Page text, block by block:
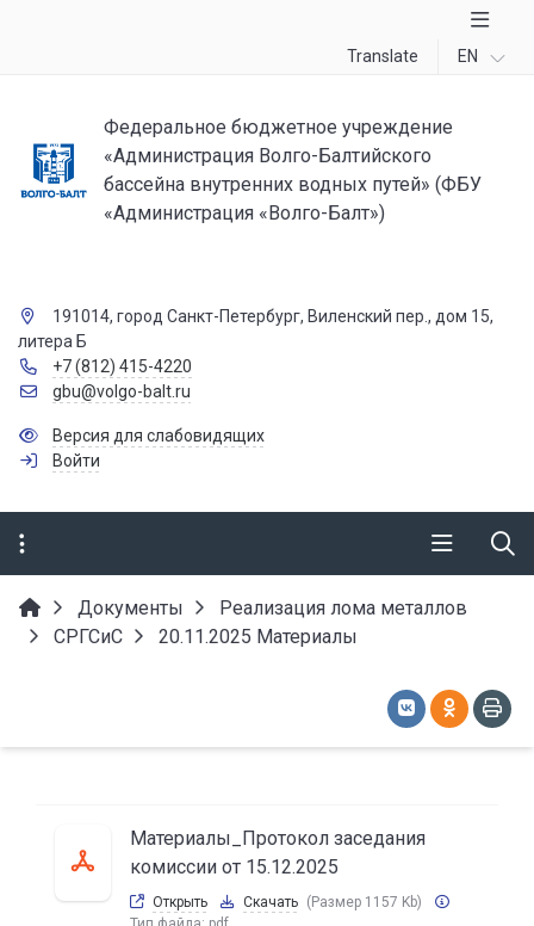
Translate EN
Федеральное бюджетное учреждение
«Администрация Волго-Балтийского
бассейна внутренних водных путей» (ФБУ
«Администрация «Волго-Балт»)
191014, город Санкт-Петербург, Виленский пер., дом 15,
литера Б
+7 (812) 415-4220
gbu@volgo-balt.ru
Версия для слабовидящих
Войти
Документы
Реализация лома металлов
СРГСиС
20.11.2025 Материалы
Материалы_Протокол заседания
комиссии от 15.12.2025
Открыть Скачать (Размер 1157 Kb)